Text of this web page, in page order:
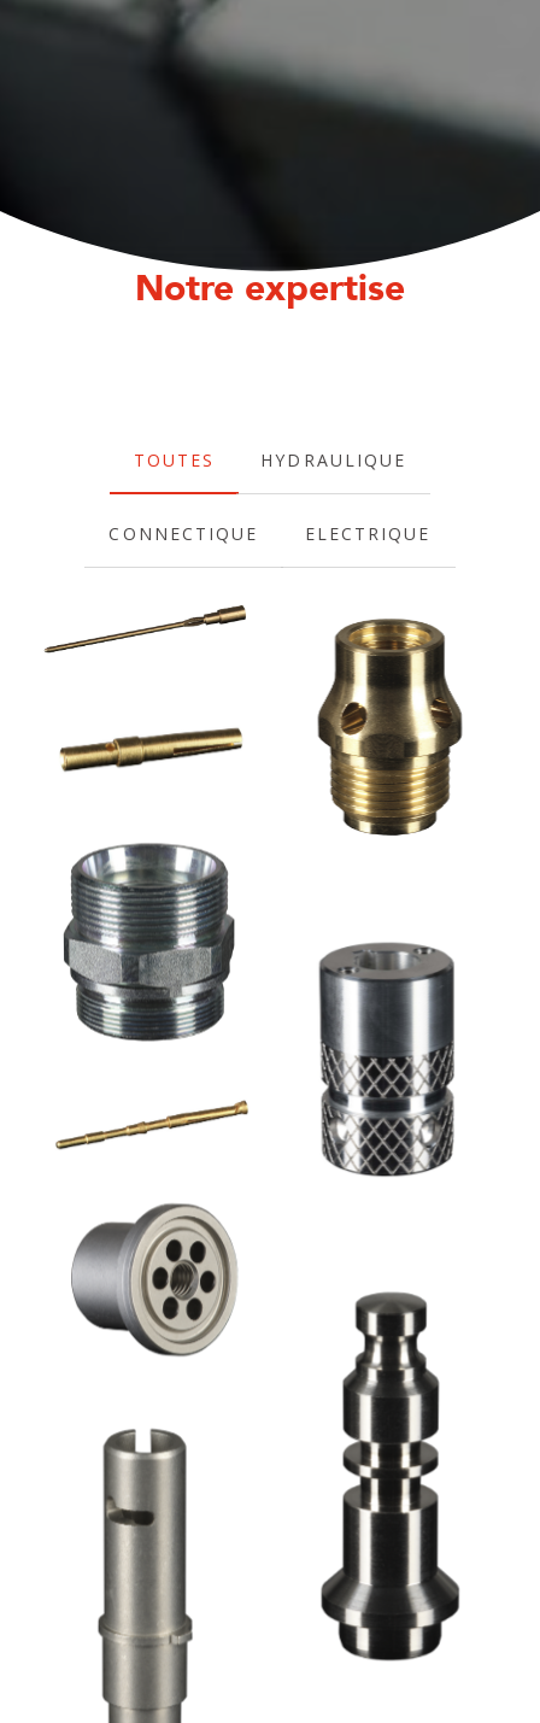
Notre expertise
TOUTES HYDRAULIQUE
CONNECTIQUE ELECTRIQUE